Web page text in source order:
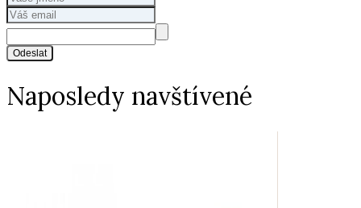
Odeslat
Naposledy navštívené